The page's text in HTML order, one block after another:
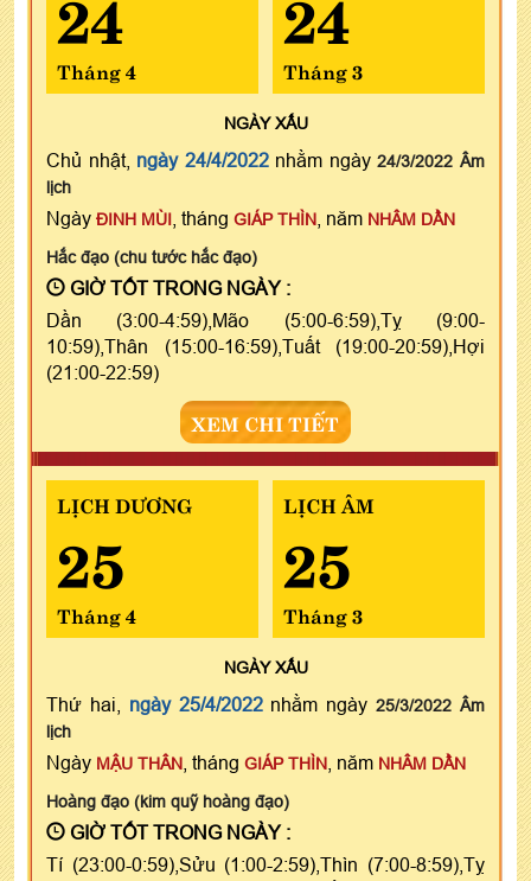
Tháng 4 Tháng 3
NGÀYXẤU
Chủ nhật, ngày 24/4/2022nhằm ngày24/3/2022 Âm
lịch
Ngày ĐINH MÙI , tháng GIÁP THÌN , năm NHÂM DẦN
Hắc đạo (chu tước hắc đạo)
GIỜ TỐT TRONG NGÀY :
Dần (3:00-4:59),Mão (5:00-6:59),Tỵ (9:00-
10:59),Thân (15:00-16:59),Tuất (19:00-20:59),Hợi
(21:00-22:59)
XEM CHI TIẾT
LỊCH DƯƠNG
25
Tháng 4
LỊCH ÂM
25
Tháng 3
NGÀYXẤU
Thứ hai, ngày 25/4/2022nhằm ngày25/3/2022 Âm
lịch
Ngày MẬU THÂN , tháng GIÁP THÌN , năm NHÂM DẦN
Hoàng đạo (kim quỹ hoàng đạo)
GIỜ TỐT TRONG NGÀY :
Tí (23:00-0:59),Sửu (1:00-2:59),Thìn (7:00-8:59),Tỵ